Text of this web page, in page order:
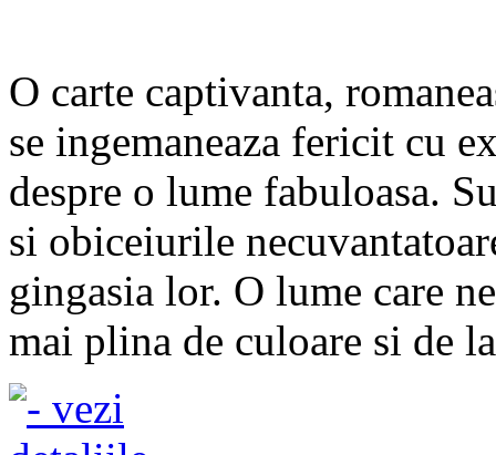
O carte captivanta,
se ingemaneaza fericit cu
despre o lume fabuloasa.
si obiceiurile
gingasia lor. O lume care
mai plina de culoare si de